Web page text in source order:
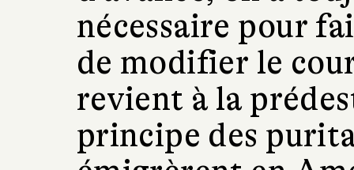
nécessaire pour
de modifier le
revient à la
principe des